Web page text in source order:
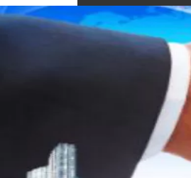
Отправить запрос